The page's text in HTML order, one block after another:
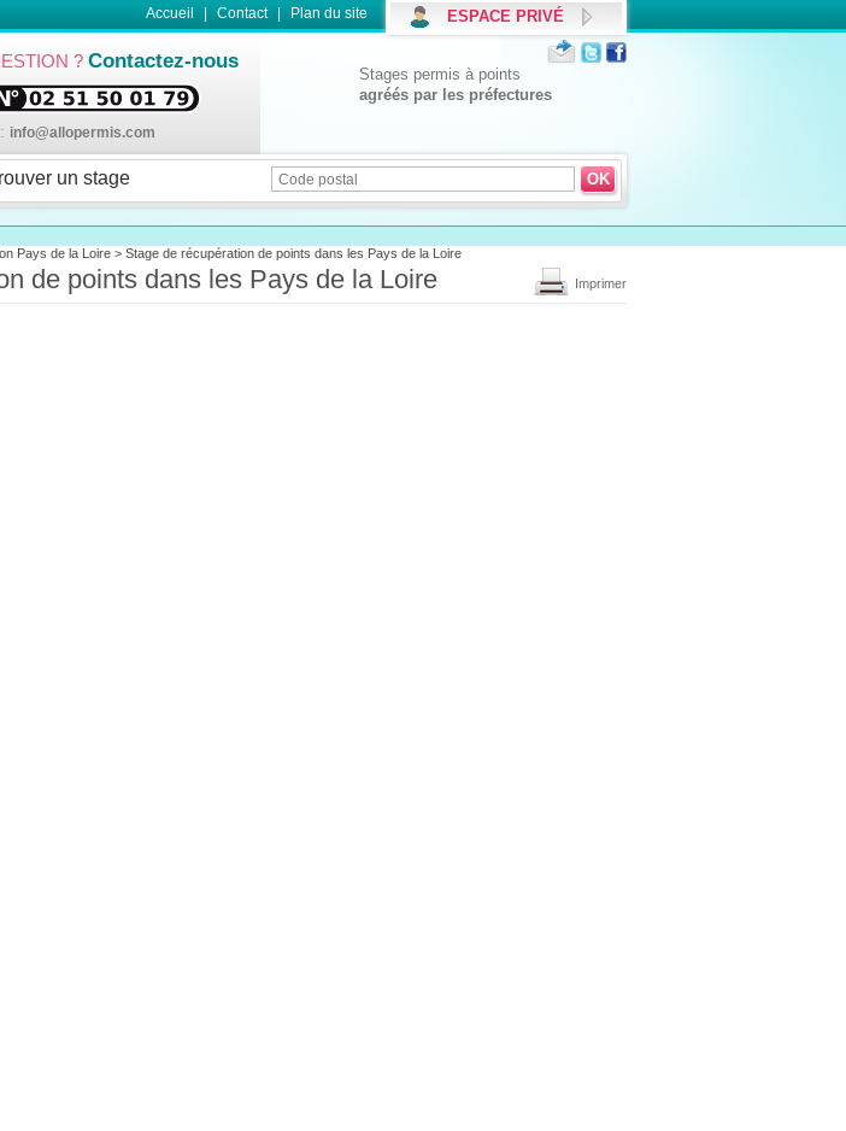
Accueil Contact Plan du site ESPACE PRIVÉ
? Contactez-nous
info@allopermis.com
Stages permis à points
agréés par les préfectures
un stage
Pays de la Loire > Stage de récupération de points dans les Pays de la Loire
de points dans les Pays de la Loire Imprimer